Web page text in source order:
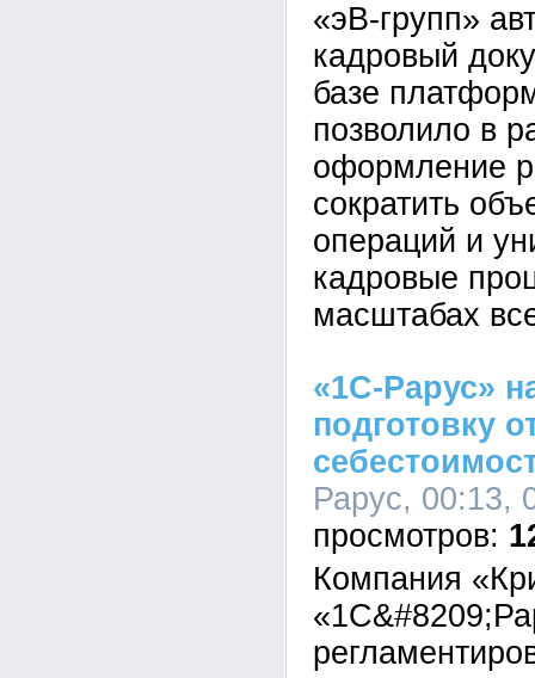
«эВ-групп»
кадровый
базе
позволило в
оформление
сократить
операций и
кадровые
масштабах
«1С-Рарус»
подготовку
Рарус, 00:13,
Компания